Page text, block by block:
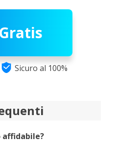
 Sicuro al 100%
affidabile?